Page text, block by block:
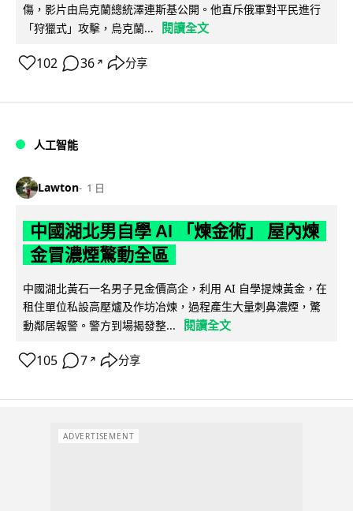
傷，影片由烏克蘭總統澤連斯基公開。他直斥俄軍對平民進行
「狩獵式」攻擊，烏克蘭...
閱讀全文
102 36 ↗ 分享
人工智能
Lawton 1 日
中國湖北男自學 AI 「煉金術」 屋內煉
金冒濃煙驚動全區
中國湖北黃石一名男子見金價高企，利用 AI 自學提煉黃金，在
租住單位私設高壓爐及作坊冶煉，過程產生大量刺鼻濃煙，驚
動鄰居報警。警方到場揭發整...
閱讀全文
105 7 ↗ 分享
ADVERTISEMENT